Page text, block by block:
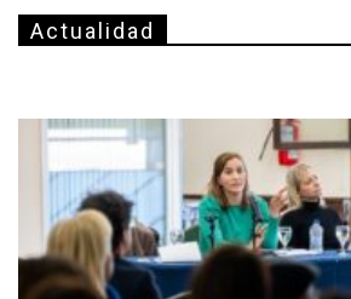
Actualidad